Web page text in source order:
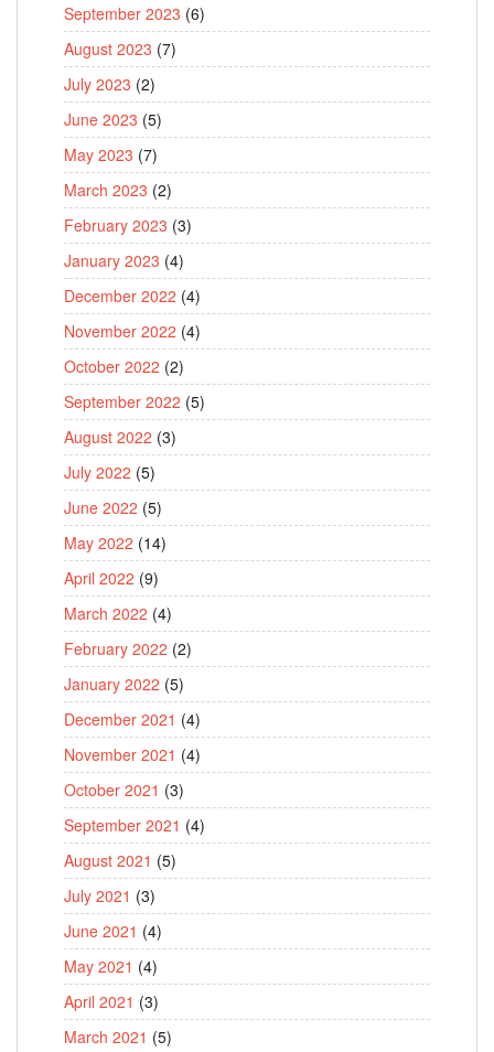
September 2023 (6)
August 2023 (7)
July 2023 (2)
June 2023 (5)
May 2023 (7)
March 2023 (2)
February 2023 (3)
January 2023 (4)
December 2022 (4)
November 2022 (4)
October 2022 (2)
September 2022 (5)
August 2022 (3)
July 2022 (5)
June 2022 (5)
May 2022 (14)
April 2022 (9)
March 2022 (4)
February 2022 (2)
January 2022 (5)
December 2021 (4)
November 2021 (4)
October 2021 (3)
September 2021 (4)
August 2021 (5)
July 2021 (3)
June 2021 (4)
May 2021 (4)
April 2021 (3)
March 2021 (5)